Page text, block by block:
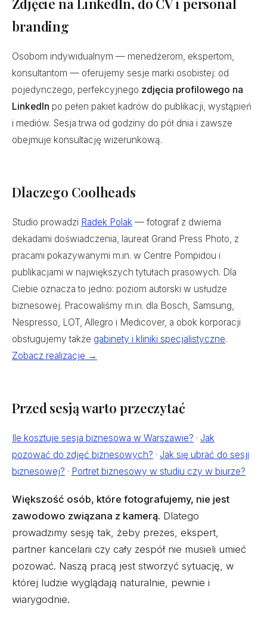
branding
Osobom indywidualnym — menedżerom, ekspertom,
konsultantom — oferujemy sesje marki osobistej: od
pojedynczego, perfekcyjnego zdjęcia profilowego na
LinkedIn po pełen pakiet kadrów do publikacji, wystąpień
i mediów. Sesja trwa od godziny do pół dnia i zawsze
obejmuje konsultację wizerunkową.
Dlaczego Coolheads
Studio prowadzi Radek Polak — fotograf z dwiema
dekadami doświadczenia, laureat Grand Press Photo, z
pracami pokazywanymi m.in. w Centre Pompidou i
publikacjami w największych tytułach prasowych. Dla
Ciebie oznacza to jedno: poziom autorski w usłudze
biznesowej. Pracowaliśmy m.in. dla Bosch, Samsung,
Nespresso, LOT, Allegro i Medicover, a obok korporacji
obsługujemy także gabinety i kliniki specjalistyczne.
Zobacz realizacje →
Przed sesją warto przeczytać
Ile kosztuje sesja biznesowa w Warszawie? · Jak
pozować do zdjęć biznesowych? · Jak się ubrać do sesji
biznesowej? · Portret biznesowy w studiu czy w biurze?
Większość osób, które fotografujemy, nie jest
zawodowo związana z kamerą. Dlatego
prowadzimy sesję tak, żeby prezes, ekspert,
partner kancelarii czy cały zespół nie musieli umieć
pozować. Naszą pracą jest stworzyć sytuację, w
której ludzie wyglądają naturalnie, pewnie i
wiarygodnie.